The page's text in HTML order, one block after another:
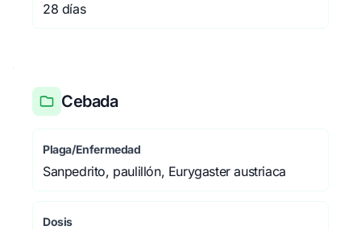
28 días
Cebada
Plaga/Enfermedad
Sanpedrito, paulillón, Eurygaster austriaca
Dosis